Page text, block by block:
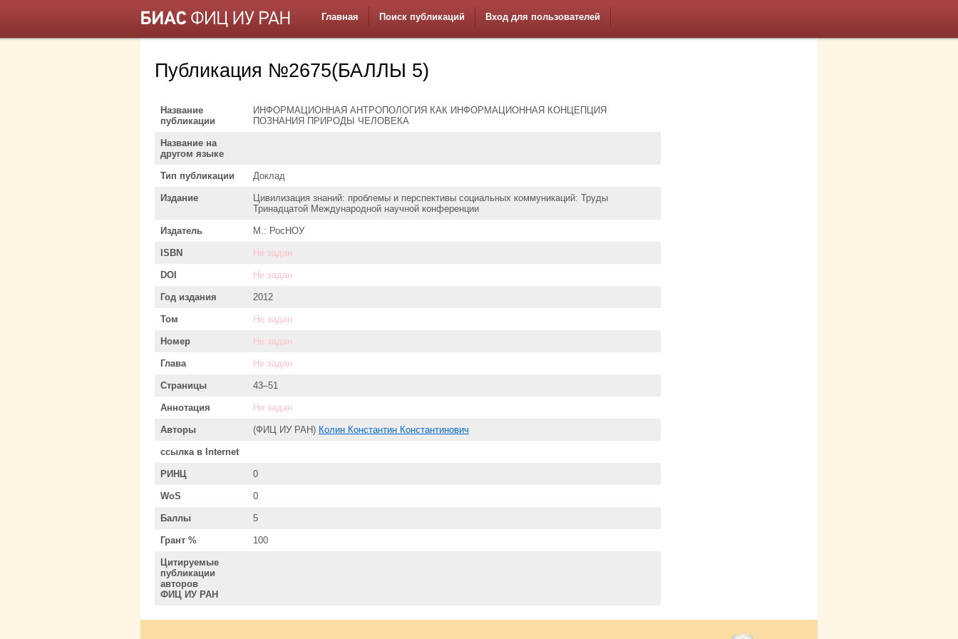
Главная Поиск публикаций Вход для пользователей
Публикация №2675(БАЛЛЫ 5)
Название
публикации
ИНФОРМАЦИОННАЯ АНТРОПОЛОГИЯ КАК ИНФОРМАЦИОННАЯ КОНЦЕПЦИЯ
ПОЗНАНИЯ ПРИРОДЫ ЧЕЛОВЕКА
Название на
другом языке
Тип публикации Доклад
Издание
Цивилизация знаний: проблемы и перспективы социальных коммуникаций: Труды
Тринадцатой Международной научной конференции
Издатель М.: РосНОУ
ISBN Не задан
DOI Не задан
Год издания 2012
Том Не задан
Номер Не задан
Глава Не задан
Страницы 43–51
Аннотация Не задан
Авторы (ФИЦ ИУ РАН) Колин Константин Константинович
ссылка в Internet
РИНЦ 0
WoS 0
Баллы 5
Грант % 100
Цитируемые
публикации
авторов
ФИЦ ИУ РАН